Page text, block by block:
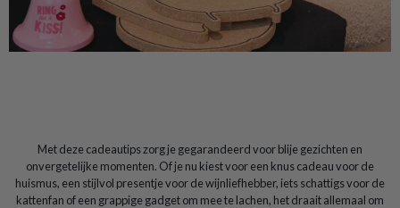
Met deze cadeautips zorg je gegarandeerd voor blije gezichten en
onvergetelijke momenten. Of je nu kiest voor een knus cadeau voor de
huismus, een stijlvol presentje voor de wijnliefhebber, iets schattigs voor de
kattenfan of een grappige gadget om mee te lachen, het draait allemaal om